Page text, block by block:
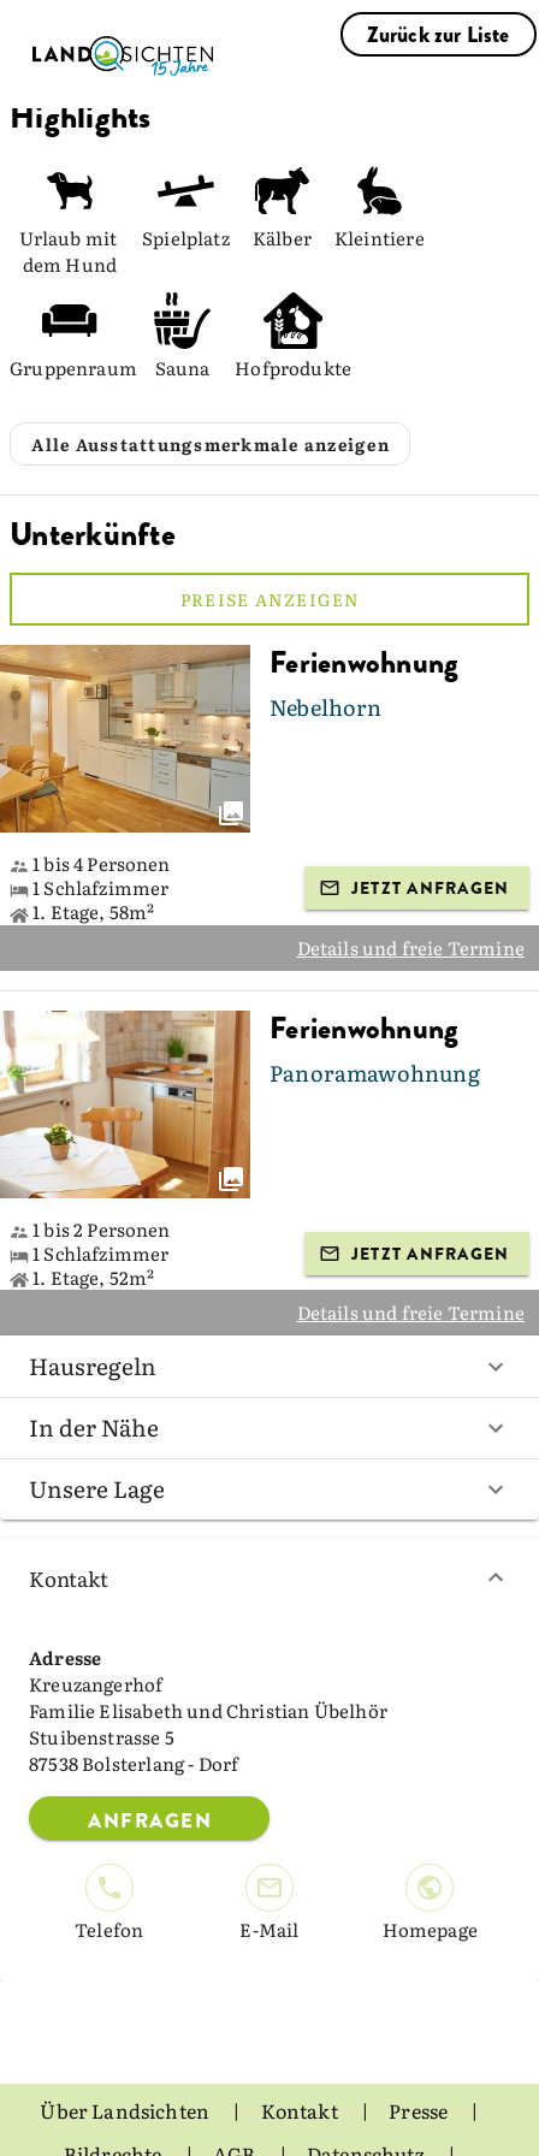
Zurück zur Liste
Highlights
Urlaub mit
dem Hund
Spielplatz Kälber Kleintiere
Gruppenraum Sauna Hofprodukte
Alle Ausstattungsmerkmale anzeigen
Unterkünfte
PREISE ANZEIGEN
Ferienwohnung
Nebelhorn
1 bis 4 Personen
1 Schlafzimmer
1. Etage, 58m²
JETZT ANFRAGEN
Details und freie Termine
Ferienwohnung
Panoramawohnung
1 bis 2 Personen
1 Schlafzimmer
1. Etage, 52m²
JETZT ANFRAGEN
Details und freie Termine
Hausregeln
In der Nähe
Unsere Lage
Kontakt
Adresse
Kreuzangerhof
Familie Elisabeth und Christian Übelhör
Stuibenstrasse 5
87538 Bolsterlang - Dorf
ANFRAGEN
Telefon E-Mail Homepage
Über Landsichten Kontakt
Presse